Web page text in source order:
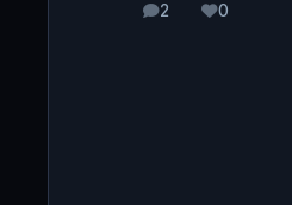
2
сообщения
0
Репутация